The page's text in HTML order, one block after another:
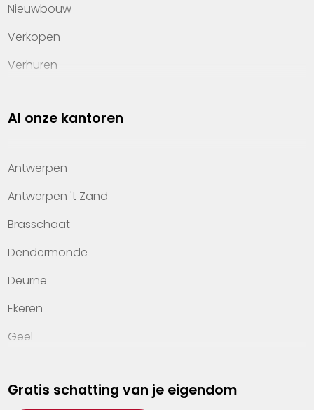
Nieuwbouw
Verkopen
Verhuren
Property management
Kennis van wonen
Kantoren
Veelgestelde vragen
Werken bij Heylen Vastgoed
Contact
Al onze kantoren
Antwerpen
Antwerpen 't Zand
Brasschaat
Dendermonde
Deurne
Ekeren
Geel
Hasselt
Gratis schatting van je eigendom